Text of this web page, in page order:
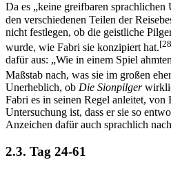
Da es „keine greifbaren sprachlichen
den verschiedenen Teilen der
nicht festlegen, ob die geistliche
wurde, wie Fabri sie konzipiert hat.
dafür aus: „Wie in einem Spiel
Maßstab nach, was sie im großen
Unerheblich, ob Die Sionpilger
Fabri es in seinen Regel anleitet, von
Untersuchung ist, dass er sie so
Anzeichen dafür auch sprachlich
2.3. Tag 24-61